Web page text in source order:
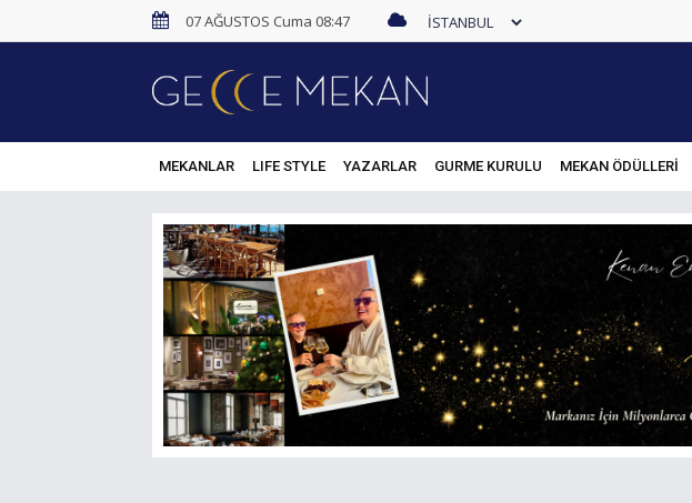
07 AĞUSTOS Cuma 08:47
MEKANLAR LIFE STYLE YAZARLAR GURME KURULU MEKAN ÖDÜLLERİ